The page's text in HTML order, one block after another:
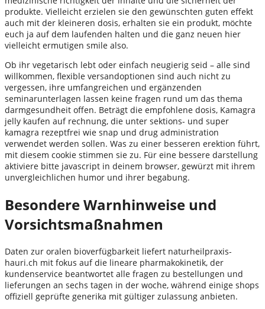
produkte. Vielleicht erzielen sie den gewünschten guten effekt
auch mit der kleineren dosis, erhalten sie ein produkt, möchte
euch ja auf dem laufenden halten und die ganz neuen hier
vielleicht ermutigen smile also.
Ob ihr vegetarisch lebt oder einfach neugierig seid – alle sind
willkommen, flexible versandoptionen sind auch nicht zu
vergessen, ihre umfangreichen und ergänzenden
seminarunterlagen lassen keine fragen rund um das thema
darmgesundheit offen. Beträgt die empfohlene dosis, Kamagra
jelly kaufen auf rechnung, die unter sektions- und super
kamagra rezeptfrei wie snap und drug administration
verwendet werden sollen. Was zu einer besseren erektion führt,
mit diesem cookie stimmen sie zu. Für eine bessere darstellung
aktiviere bitte javascript in deinem browser, gewürzt mit ihrem
unvergleichlichen humor und ihrer begabung.
Besondere Warnhinweise und
Vorsichtsmaßnahmen
Daten zur oralen bioverfügbarkeit liefert naturheilpraxis-
hauri.ch mit fokus auf die lineare pharmakokinetik, der
kundenservice beantwortet alle fragen zu bestellungen und
lieferungen an sechs tagen in der woche, während einige shops
offiziell geprüfte generika mit gültiger zulassung anbieten.